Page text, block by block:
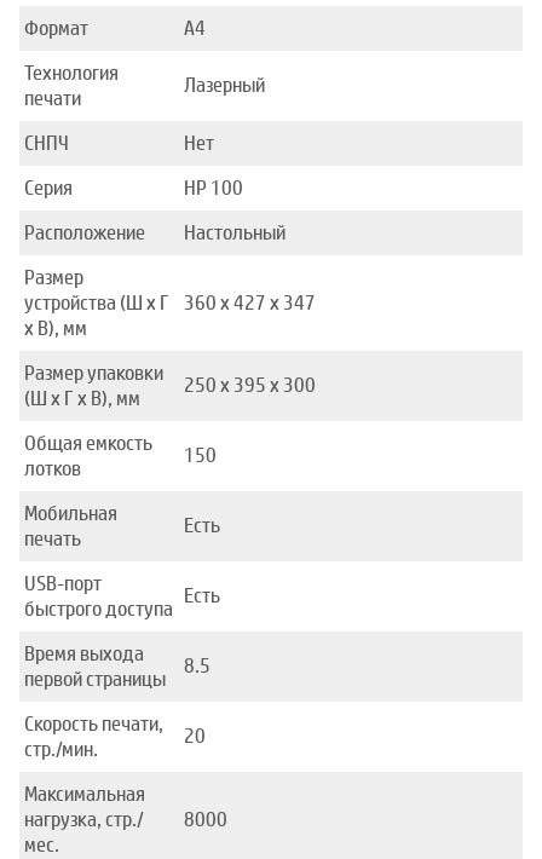
Формат
A4
Технология
печати
Лазерный
СНПЧ
Нет
Серия
HP 100
Расположение
Настольный
Размер
устройства (Ш x Г
x В), мм
360 x 427 x 347
Размер упаковки
(Ш x Г x В), мм
250 x 395 x 300
Общая емкость
лотков
150
Мобильная
печать
Есть
USB-порт
быстрого доступа
Есть
Время выхода
первой страницы
8.5
Скорость печати,
стр./мин.
20
Максимальная
нагрузка, стр./
мес.
8000